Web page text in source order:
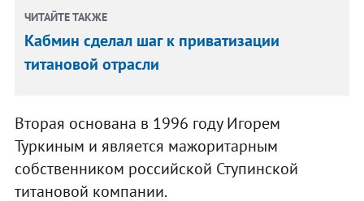
ЧИТАЙТЕ ТАКЖЕ
Кабмин сделал шаг к приватизации
титановой отрасли
Вторая основана в 1996 году Игорем
Туркиным и является мажоритарным
собственником российской Ступинской
титановой компании.